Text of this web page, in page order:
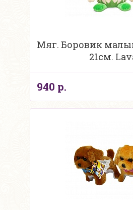
Мяг. Боровик
21см.
940 р.